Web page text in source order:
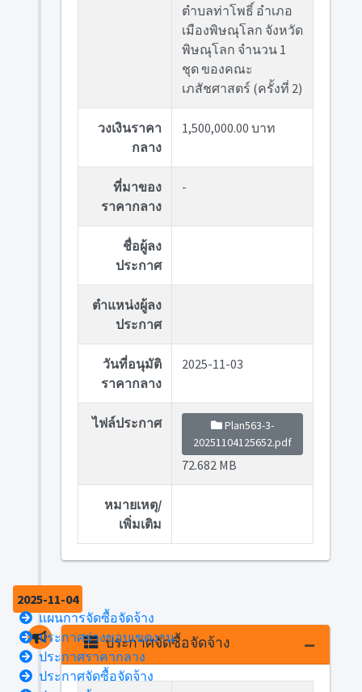
ตำบลท่าโพธิ์ อำเภอ
เมืองพิษณุโลก จังหวัด
พิษณุโลก จำนวน 1
ชุด ของคณะ
เภสัชศาสตร์ (ครั้งที่ 2)
วงเงินราคา
กลาง
1,500,000.00 บาท
ที่มาของ
ราคากลาง
-
ชื่อผู้ลง
ประกาศ
ตำแหน่งผู้ลง
ประกาศ
วันที่อนุมัติ
ราคากลาง
2025-11-03
ไฟล์ประกาศ
Plan563-3-
20251104125652.pdf
72.682 MB
หมายเหตุ/
เพิ่มเติม
2025-11-04
ประกาศจัดซื้อจัดจ้าง
แผนการจัดซื้อจัดจ้าง
ประกาศร่างขอบเขตงาน
ประกาศราคากลาง
ประกาศจัดซื้อจัดจ้าง